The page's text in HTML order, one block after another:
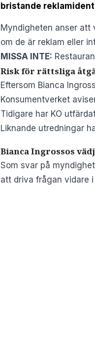
bristande
Myndigheten anser att
om de är reklam eller
MISSA INTE:
Risk för rättsliga
Eftersom Bianca
Konsumentverket
Tidigare har KO
Liknande utredningar
Bianca Ingrossos
Som svar på
att driva frågan vidare